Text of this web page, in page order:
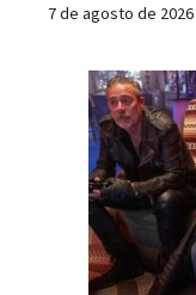
7 de agosto de 2026